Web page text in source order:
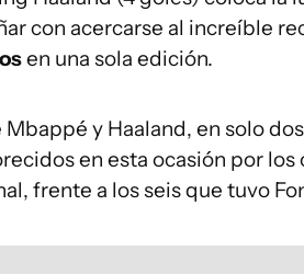
con acercarse al increíble
en una sola edición.
y Haaland, en solo
en esta ocasión por
frente a los seis que tuvo